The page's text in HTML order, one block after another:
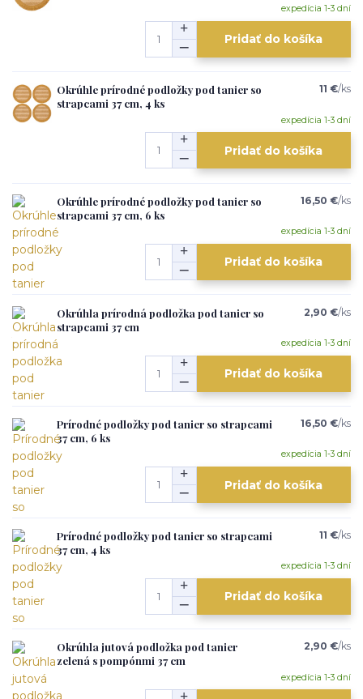
expedícia 1-3 dní
Pridať do košíka
Okrúhle prírodné podložky pod tanier so
strapcami 37 cm, 4 ks
11 €/ks
expedícia 1-3 dní
Pridať do košíka
Okrúhle prírodné podložky pod tanier so
strapcami 37 cm, 6 ks
16,50 €/ks
expedícia 1-3 dní
Pridať do košíka
Okrúhla prírodná podložka pod tanier so
strapcami 37 cm
2,90 €/ks
expedícia 1-3 dní
Pridať do košíka
Prírodné podložky pod tanier so strapcami
37 cm, 6 ks
16,50 €/ks
expedícia 1-3 dní
Pridať do košíka
Prírodné podložky pod tanier so strapcami
37 cm, 4 ks
11 €/ks
expedícia 1-3 dní
Pridať do košíka
Okrúhla jutová podložka pod tanier
zelená s pompónmi 37 cm
2,90 €/ks
expedícia 1-3 dní